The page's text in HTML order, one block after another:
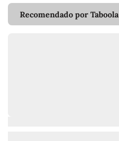
Recomendado por Taboola